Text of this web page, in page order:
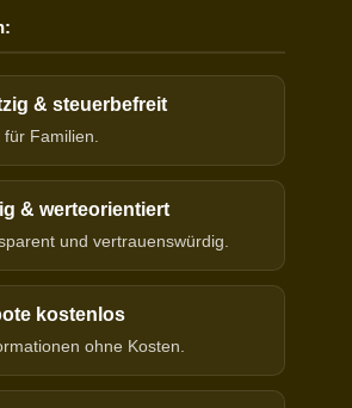
& steuerbefreit
Familien.
& werteorientiert
und vertrauenswürdig.
kostenlos
ohne Kosten.